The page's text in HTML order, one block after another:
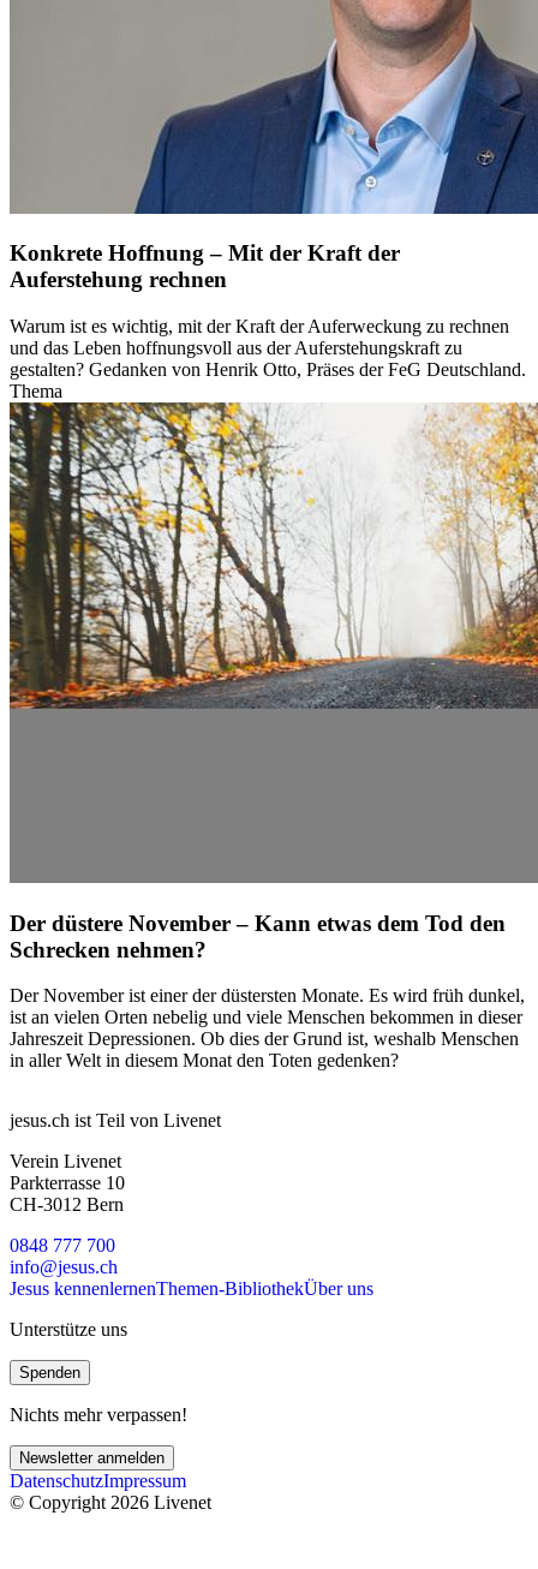
Konkrete Hoffnung – Mit der Kraft der
Auferstehung rechnen
Warum ist es wichtig, mit der Kraft der Auferweckung zu rechnen
und das Leben hoffnungsvoll aus der Auferstehungskraft zu
gestalten? Gedanken von Henrik Otto, Präses der FeG Deutschland.
Thema
Der düstere November – Kann etwas dem Tod den
Schrecken nehmen?
Der November ist einer der düstersten Monate. Es wird früh dunkel,
ist an vielen Orten nebelig und viele Menschen bekommen in dieser
Jahreszeit Depressionen. Ob dies der Grund ist, weshalb Menschen
in aller Welt in diesem Monat den Toten gedenken?
jesus.ch ist Teil von Livenet
Verein Livenet
Parkterrasse 10
CH-3012 Bern
0848 777 700
info@jesus.ch
Jesus kennenlernenThemen-BibliothekÜber uns
Unterstütze uns
Spenden
Nichts mehr verpassen!
Newsletter anmelden
DatenschutzImpressum
© Copyright 2026 Livenet